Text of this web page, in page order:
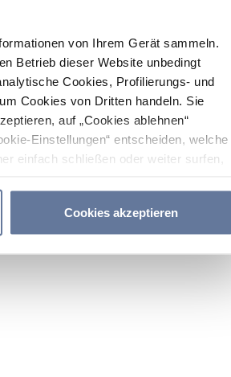
von Ihrem Gerät sammeln.
Betrieb dieser Website unbedingt
Cookies, Profilierungs- und
Cookies von Dritten handeln. Sie
auf „Cookies ablehnen“
Einstellungen“ entscheiden, welche
einfach schließen oder weiter surfen,
Cookies akzeptieren